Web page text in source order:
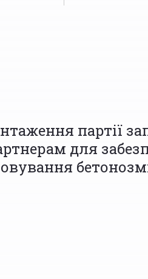
партії
для